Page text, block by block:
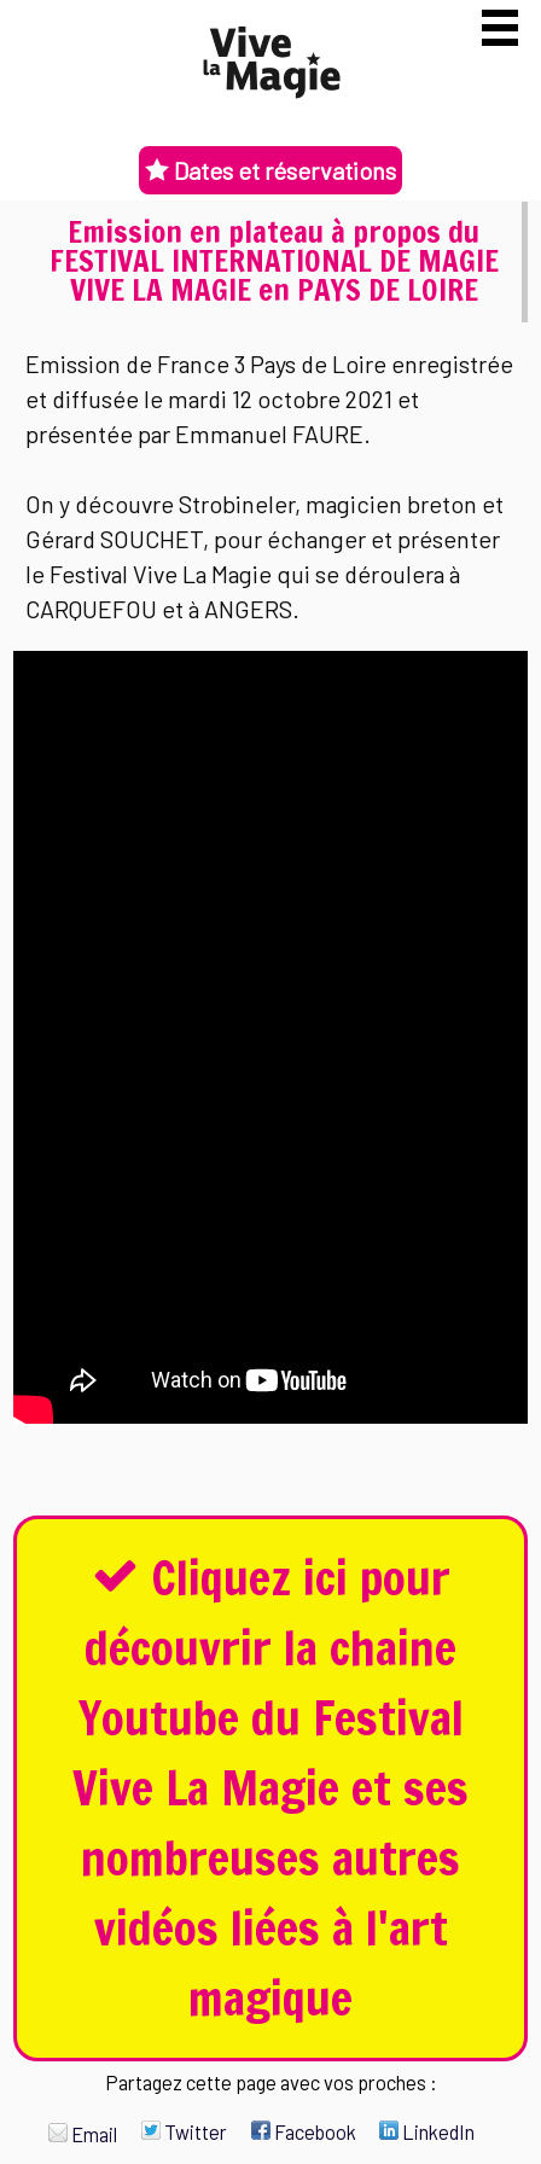
Dates et réservations
Emission en plateau à propos du
FESTIVAL INTERNATIONAL DE MAGIE
VIVE LA MAGIE en PAYS DE LOIRE
Emission de France 3 Pays de Loire enregistrée
et diffusée le mardi 12 octobre 2021 et
présentée par Emmanuel FAURE.
On y découvre Strobineler, magicien breton et
Gérard SOUCHET, pour échanger et présenter
le Festival Vive La Magie qui se déroulera à
CARQUEFOU et à ANGERS.
Cliquez ici pour
découvrir la chaine
Youtube du Festival
Vive La Magie et ses
nombreuses autres
vidéos liées à l'art
magique
Partagez cette page avec vos proches :
Email Twitter Facebook LinkedIn